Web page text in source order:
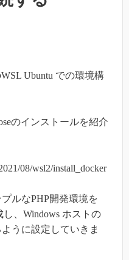
Ubuntu での環境構
のインストールを紹介
08/wsl2/install_docker
ルなPHP開発環境を
し、Windows ホストの
うに設定していきま